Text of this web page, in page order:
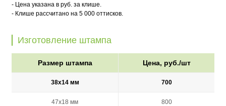
- Цена указана в руб. за клише.
- Клише рассчитано на 5 000 оттисков.
Изготовление штампа
Размер штампа Цена, руб./шт
38х14 мм 700
47х18 мм 800